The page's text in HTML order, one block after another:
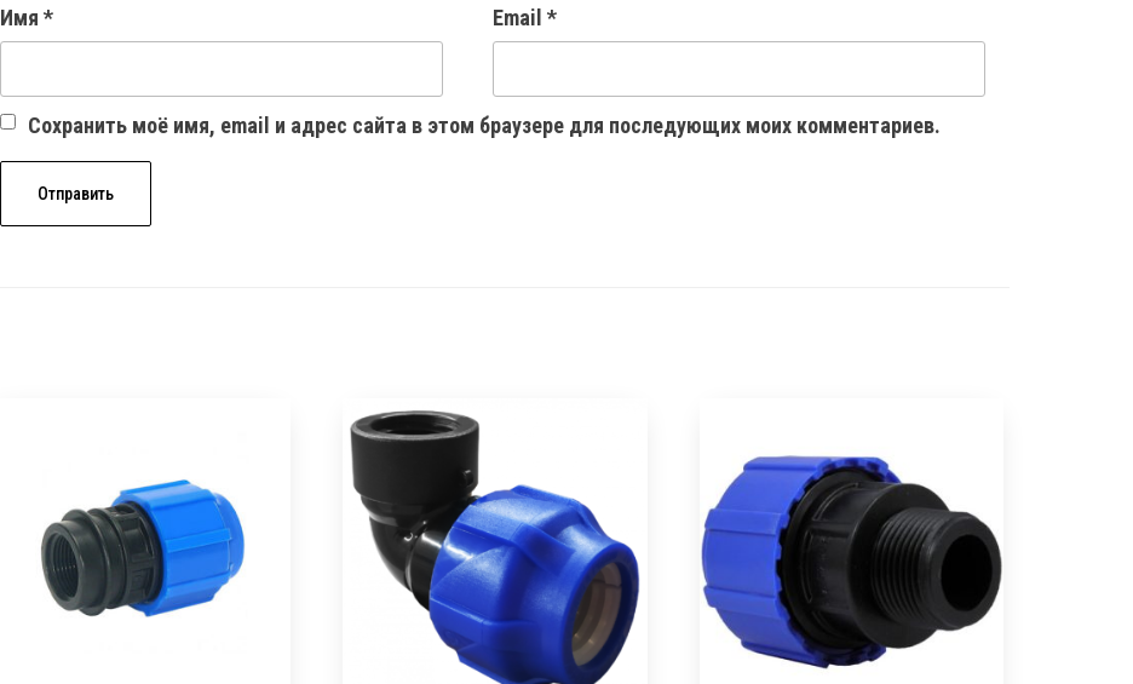
Имя * Email *
Сохранить моё имя, email и адрес сайта в этом браузере для последующих моих комментариев.